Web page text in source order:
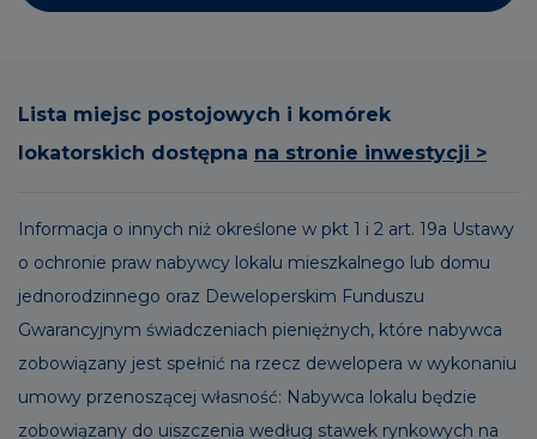
Lista miejsc postojowych i komórek
lokatorskich dostępna na stronie inwestycji >
Informacja o innych niż określone w pkt 1 i 2 art. 19a Ustawy
o ochronie praw nabywcy lokalu mieszkalnego lub domu
jednorodzinnego oraz Deweloperskim Funduszu
Gwarancyjnym świadczeniach pieniężnych, które nabywca
zobowiązany jest spełnić na rzecz dewelopera w wykonaniu
umowy przenoszącej własność: Nabywca lokalu będzie
zobowiązany do uiszczenia według stawek rynkowych na